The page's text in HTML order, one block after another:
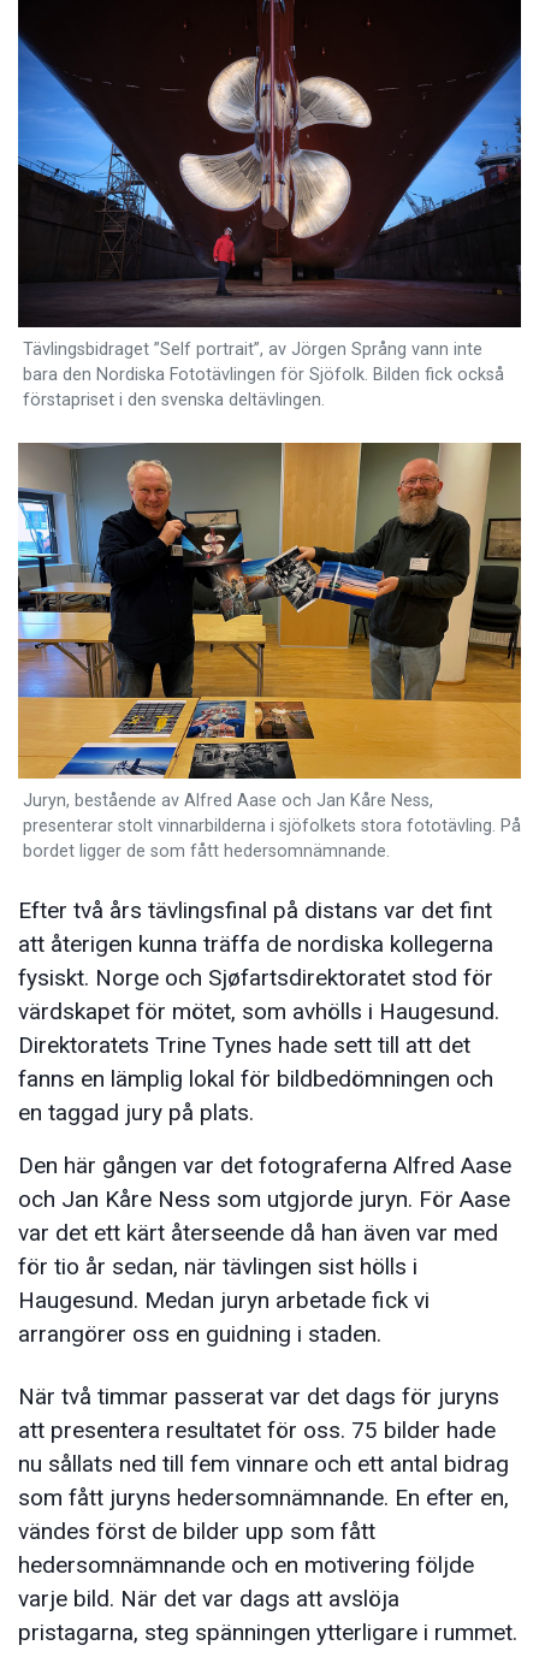
Tävlingsbidraget ”Self portrait”, av Jörgen Språng vann inte
bara den Nordiska Fototävlingen för Sjöfolk. Bilden fick också
förstapriset i den svenska deltävlingen.
Juryn, bestående av Alfred Aase och Jan Kåre Ness,
presenterar stolt vinnarbilderna i sjöfolkets stora fototävling. På
bordet ligger de som fått hedersomnämnande.
Efter två års tävlingsfinal på distans var det fint
att återigen kunna träffa de nordiska kollegerna
fysiskt. Norge och Sjøfartsdirektoratet stod för
värdskapet för mötet, som avhölls i Haugesund.
Direktoratets Trine Tynes hade sett till att det
fanns en lämplig lokal för bildbedömningen och
en taggad jury på plats.
Den här gången var det fotograferna Alfred Aase
och Jan Kåre Ness som utgjorde juryn. För Aase
var det ett kärt återseende då han även var med
för tio år sedan, när tävlingen sist hölls i
Haugesund. Medan juryn arbetade fick vi
arrangörer oss en guidning i staden.
När två timmar passerat var det dags för juryns
att presentera resultatet för oss. 75 bilder hade
nu sållats ned till fem vinnare och ett antal bidrag
som fått juryns hedersomnämnande. En efter en,
vändes först de bilder upp som fått
hedersomnämnande och en motivering följde
varje bild. När det var dags att avslöja
pristagarna, steg spänningen ytterligare i rummet.